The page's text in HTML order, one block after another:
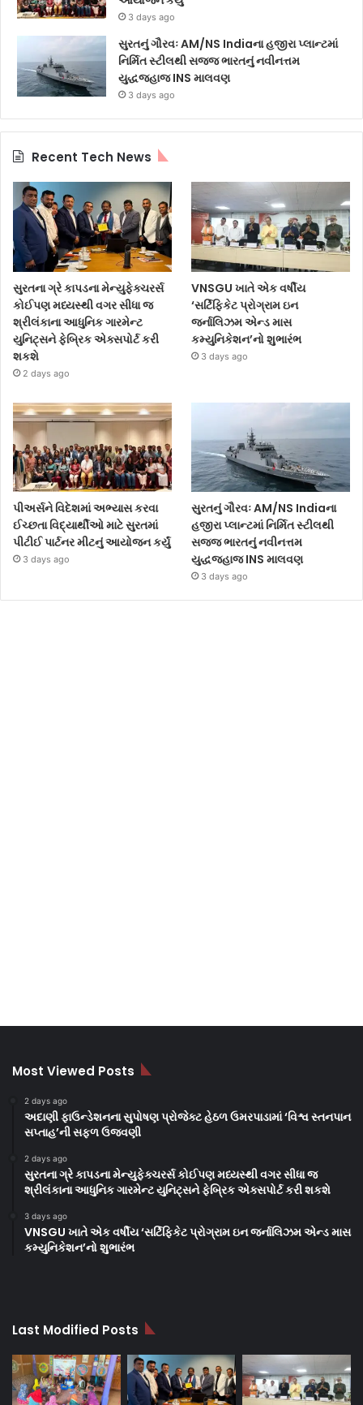
3 days ago
સુરતનું ગૌરવઃ AM/NS Indiaના હજીરા પ્લાન્ટમાં
નિર્મિત સ્ટીલથી સજ્જ ભારતનું નવીનત્તમ
યુદ્ધજહાજ INS માલવણ
3 days ago
Recent Tech News
સુરતના ગ્રે કાપડના મેન્યુફેક્ચરર્સ
કોઈપણ મધ્યસ્થી વગર સીધા જ
શ્રીલંકાના આધુનિક ગારમેન્ટ
યુનિટ્સને ફેબ્રિક એક્સપોર્ટ કરી
શકશે
2 days ago
VNSGU ખાતે એક વર્ષીય
‘સર્ટિફિકેટ પ્રોગ્રામ ઇન
જર્નાલિઝમ એન્ડ માસ
કમ્યુનિકેશન’નો શુભારંભ
3 days ago
પીઅર્સને વિદેશમાં અભ્યાસ કરવા
ઈચ્છતા વિદ્યાર્થીઓ માટે સુરતમાં
પીટીઈ પાર્ટનર મીટનું આયોજન કર્યું
3 days ago
સુરતનું ગૌરવઃ AM/NS Indiaના
હજીરા પ્લાન્ટમાં નિર્મિત સ્ટીલથી
સજ્જ ભારતનું નવીનત્તમ
યુદ્ધજહાજ INS માલવણ
3 days ago
Most Viewed Posts
2 days ago
અદાણી ફાઉન્ડેશનના સુપોષણ પ્રોજેક્ટ હેઠળ ઉમરપાડામાં ‘વિશ્વ સ્તનપાન
સપ્તાહ’ની સફળ ઉજવણી
2 days ago
સુરતના ગ્રે કાપડના મેન્યુફેક્ચરર્સ કોઈપણ મધ્યસ્થી વગર સીધા જ
શ્રીલંકાના આધુનિક ગારમેન્ટ યુનિટ્સને ફેબ્રિક એક્સપોર્ટ કરી શકશે
3 days ago
VNSGU ખાતે એક વર્ષીય ‘સર્ટિફિકેટ પ્રોગ્રામ ઇન જર્નાલિઝમ એન્ડ માસ
કમ્યુનિકેશન’નો શુભારંભ
Last Modified Posts